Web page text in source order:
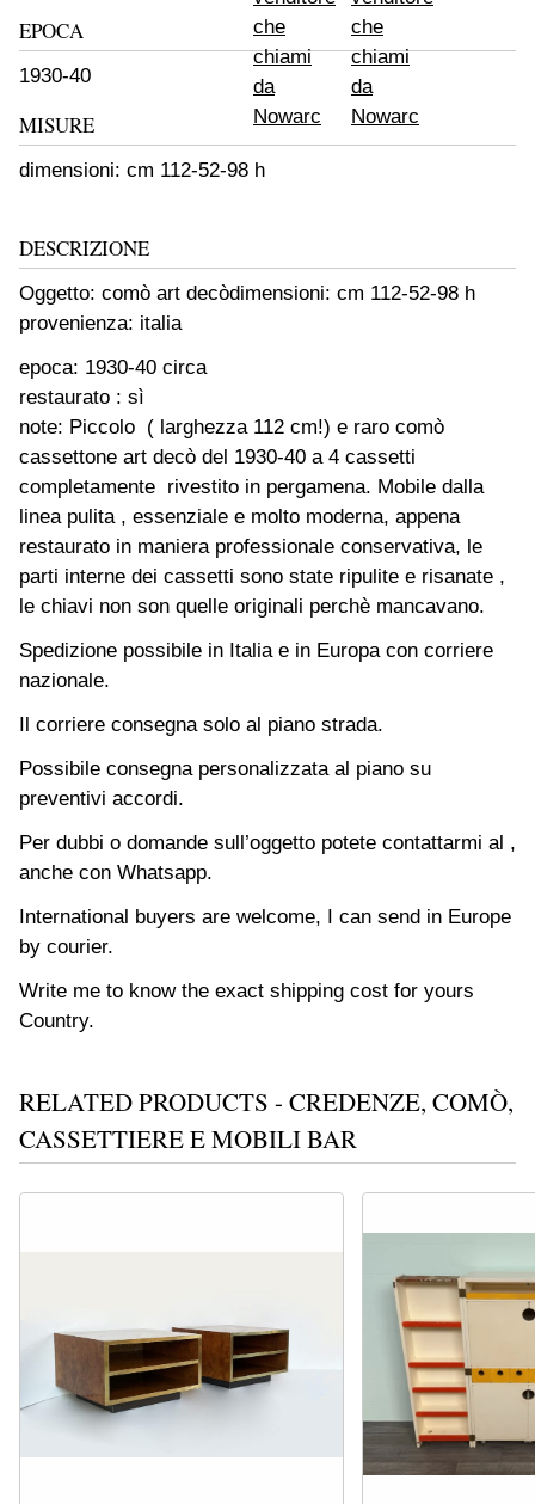
EPOCA
1930-40
MISURE
dimensioni: cm 112-52-98 h
DESCRIZIONE
Oggetto: comò art decò
provenienza: italia
dimensioni: cm 112-52-98 h
epoca: 1930-40 circa
restaurato : sì
note: Piccolo ( larghezza 112 cm!) e raro comò
cassettone art decò del 1930-40 a 4 cassetti
completamente rivestito in pergamena. Mobile dalla
linea pulita , essenziale e molto moderna, appena
restaurato in maniera professionale conservativa, le
parti interne dei cassetti sono state ripulite e risanate ,
le chiavi non son quelle originali perchè mancavano.
Spedizione possibile in Italia e in Europa con corriere
nazionale.
Il corriere consegna solo al piano strada.
Possibile consegna personalizzata al piano su
preventivi accordi.
Per dubbi o domande sull’oggetto potete contattarmi al ,
anche con Whatsapp.
International buyers are welcome, I can send in Europe
by courier.
Write me to know the exact shipping cost for yours
Country.
RELATED PRODUCTS - CREDENZE, COMÒ,
CASSETTIERE E MOBILI BAR